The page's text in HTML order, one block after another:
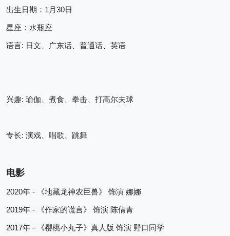
出生日期： 1月 30日
星座：水瓶座
语言: 日文、广东话、普通话、英语
兴趣: 瑜伽、煮食、拳击、打高尔夫球
专长: 演戏、唱歌、跳舞
电影
2020年 - 《地藏龙神农巨兽》 饰演 娜娜
2019年 - 《作家的谎言》 饰演 陈倩青
2017年 - 《樱桃小丸子》真人版 饰演 野口同学